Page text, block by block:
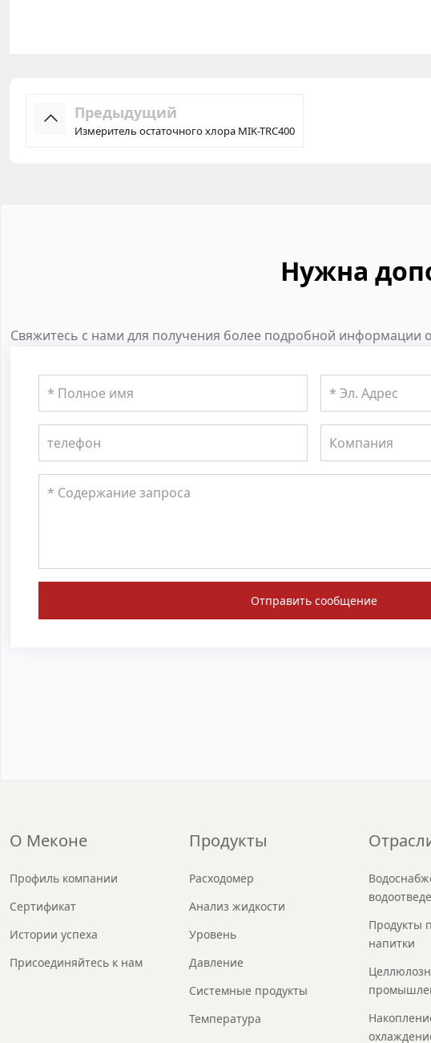
Предыдущий
Измеритель остаточного хлора MIK-TRC400
Нужна
Свяжитесь с нами для получения более подробной информации
Отправить сообщение
О Меконе
Профиль компании
Сертификат
Истории успеха
Присоединяйтесь к нам
Продукты
Расходомер
Анализ жидкости
Уровень
Давление
Системные продукты
Температура
Продукты
напитки